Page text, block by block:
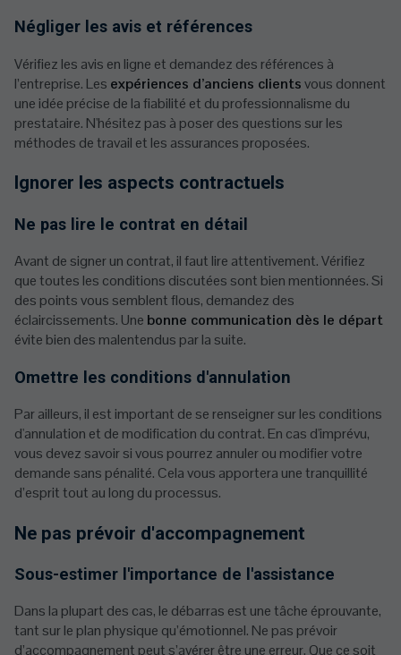
Négliger les avis et références
Vérifiez les avis en ligne et demandez des références à
l’entreprise. Les expériences d’anciens clientsvous donnent
une idée précise de la fiabilité et du professionnalisme du
prestataire. N'hésitez pas à poser des questions sur les
méthodes de travail et les assurances proposées.
Ignorer les aspects contractuels
Ne pas lire le contrat en détail
Avant de signer un contrat, il faut lire attentivement. Vérifiez
que toutes les conditions discutées sont bien mentionnées. Si
des points vous semblent flous, demandez des
éclaircissements. Une bonne communication dès le départ
évite bien des malentendus par la suite.
Omettre les conditions d'annulation
Par ailleurs, il est important de se renseigner sur les conditions
d'annulation et de modification du contrat. En cas d'imprévu,
vous devez savoir si vous pourrez annuler ou modifier votre
demande sans pénalité. Cela vous apportera une tranquillité
d’esprit tout au long du processus.
Ne pas prévoir d'accompagnement
Sous-estimer l'importance de l'assistance
Dans la plupart des cas, le débarras est une tâche éprouvante,
tant sur le plan physique qu’émotionnel. Ne pas prévoir
d’accompagnement peut s’avérer être une erreur. Que ce soit